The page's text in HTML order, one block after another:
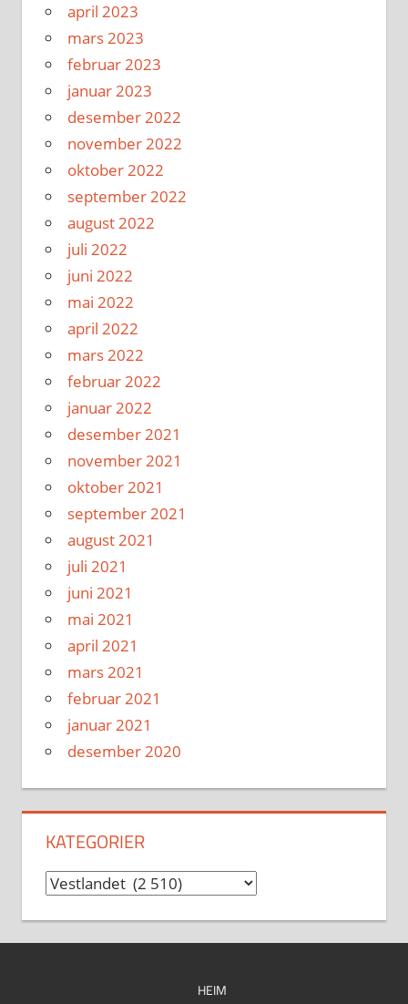
april 2023
mars 2023
februar 2023
januar 2023
desember 2022
november 2022
oktober 2022
september 2022
august 2022
juli 2022
juni 2022
mai 2022
april 2022
mars 2022
februar 2022
januar 2022
desember 2021
november 2021
oktober 2021
september 2021
august 2021
juli 2021
juni 2021
mai 2021
april 2021
mars 2021
februar 2021
januar 2021
desember 2020
KATEGORIER
Kategorier
HEIM